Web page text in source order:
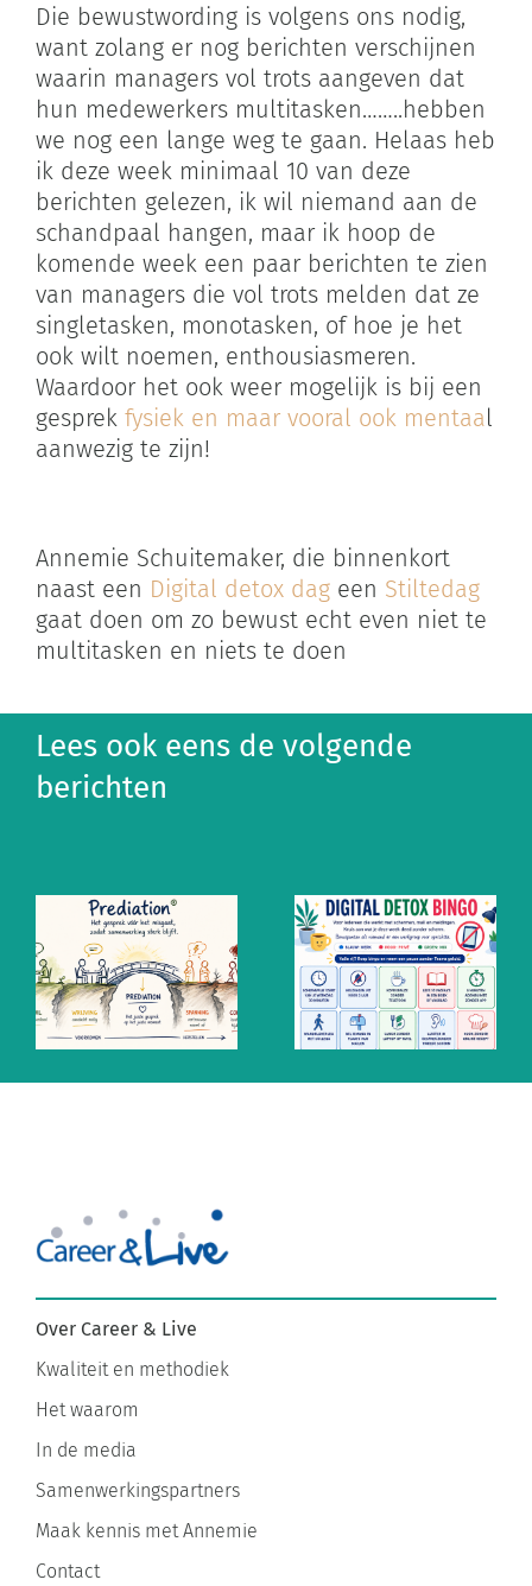
Die bewustwording is volgens ons nodig,
want zolang er nog berichten verschijnen
waarin managers vol trots aangeven dat
hun medewerkers multitasken……..hebben
we nog een lange weg te gaan. Helaas heb
ik deze week minimaal 10 van deze
berichten gelezen, ik wil niemand aan de
schandpaal hangen, maar ik hoop de
komende week een paar berichten te zien
van managers die vol trots melden dat ze
singletasken, monotasken, of hoe je het
ook wilt noemen, enthousiasmeren.
Waardoor het ook weer mogelijk is bij een
gesprek fysiek en maar vooral ook mentaal
aanwezig te zijn!
Annemie Schuitemaker, die binnenkort
naast een Digital detox dageen Stiltedag
gaat doen om zo bewust echt even niet te
multitasken en niets te doen
Lees ook eens de volgende
berichten
Altijd aan
staan? De
mythe van
snel
Ontzempic:
de mentale
prik tegen
altijd
Over Career & Live
Kwaliteit en methodiek
Het waarom
In de media
Samenwerkingspartners
Maak kennis met Annemie
Contact